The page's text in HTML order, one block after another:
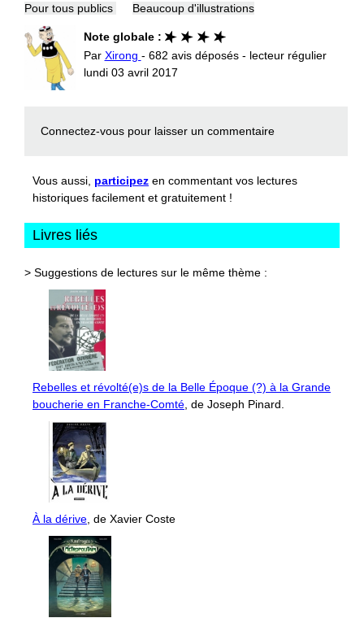
Pour tous publics Beaucoup d'illustrations
Note globale :
Par Xirong - 682 avis déposés - lecteur régulier
lundi 03 avril 2017
Connectez-vous pour laisser un commentaire
Vous aussi, participez en commentant vos lectures
historiques facilement et gratuitement !
Livres liés
> Suggestions de lectures sur le même thème :
Rebelles et révolté(e)s de la Belle Époque (?) à la Grande
boucherie en Franche-Comté , de Joseph Pinard.
À la dérive , de Xavier Coste